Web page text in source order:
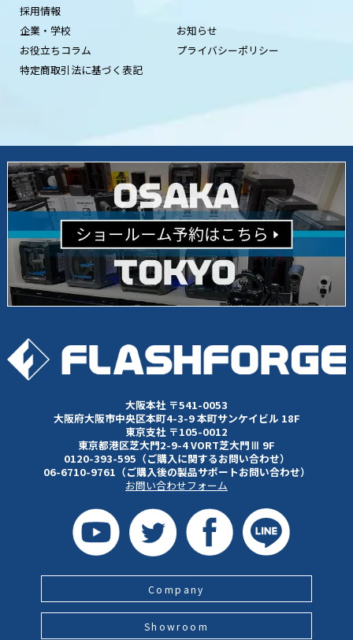
採用情報
企業・学校
お知らせ
お役立ちコラム
プライバシーポリシー
特定商取引法に基づく表記
大阪本社 〒541-0053
大阪府大阪市中央区本町4-3-9 本町サンケイビル 18F
東京支社 〒105-0012
東京都港区芝大門2-9-4 VORT芝大門Ⅲ 9F
0120-393-595（ご購入に関するお問い合わせ）
06-6710-9761（ご購入後の製品サポートお問い合わせ）
お問い合わせフォーム
Company
Showroom